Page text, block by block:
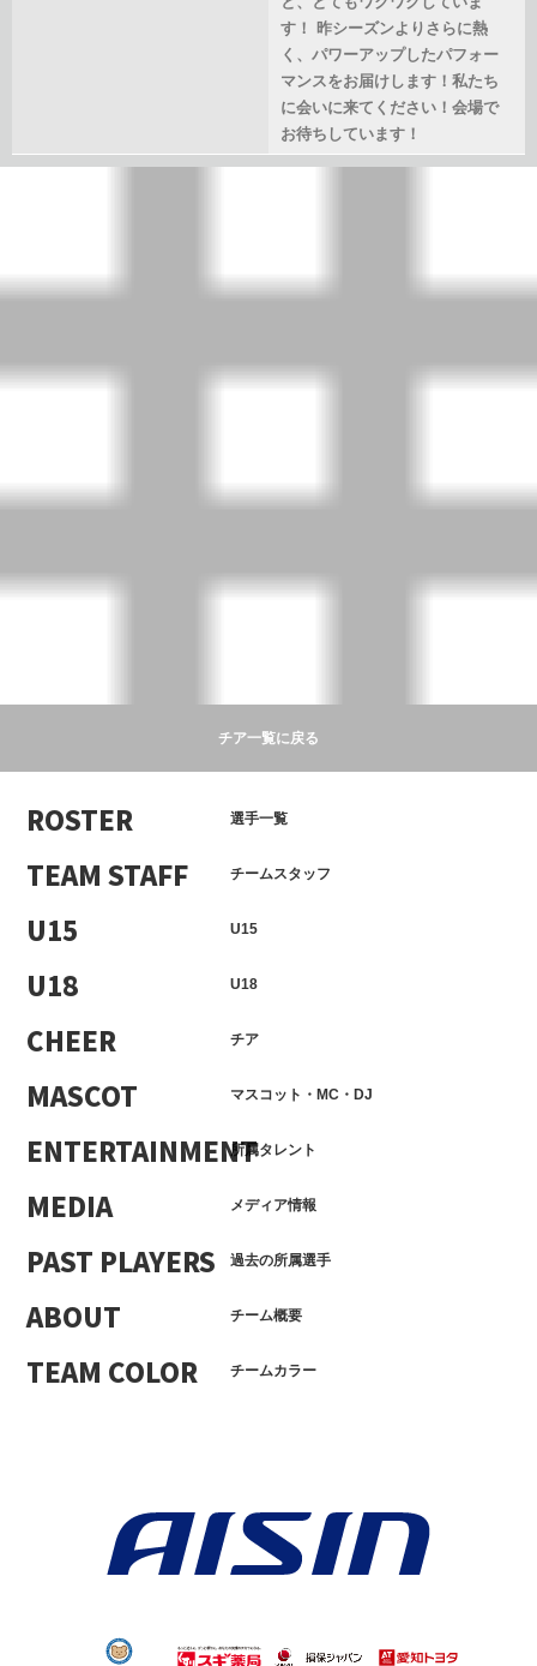
す！ 昨シーズンよりさらに熱
く、パワーアップしたパフォー
マンスをお届けします！私たち
に会いに来てください！会場で
お待ちしています！
チア一覧に戻る
ROSTER 選手一覧
TEAM STAFF チームスタッフ
U15 U15
U18 U18
CHEER チア
MASCOT マスコット・MC・DJ
ENTERTAINMENT所属タレント
MEDIA メディア情報
PAST PLAYERS 過去の所属選手
ABOUT チーム概要
TEAM COLOR チームカラー